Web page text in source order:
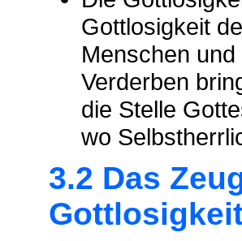
Gottlosigkeit
Menschen
Verderben
die Stelle
wo
3.2 Das